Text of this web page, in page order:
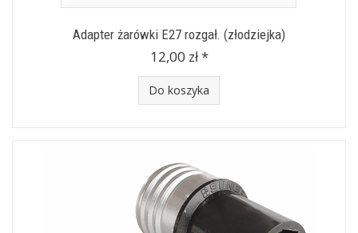
Adapter żarówki E27 rozgał. (złodziejka)
12,00 zł *
Do koszyka